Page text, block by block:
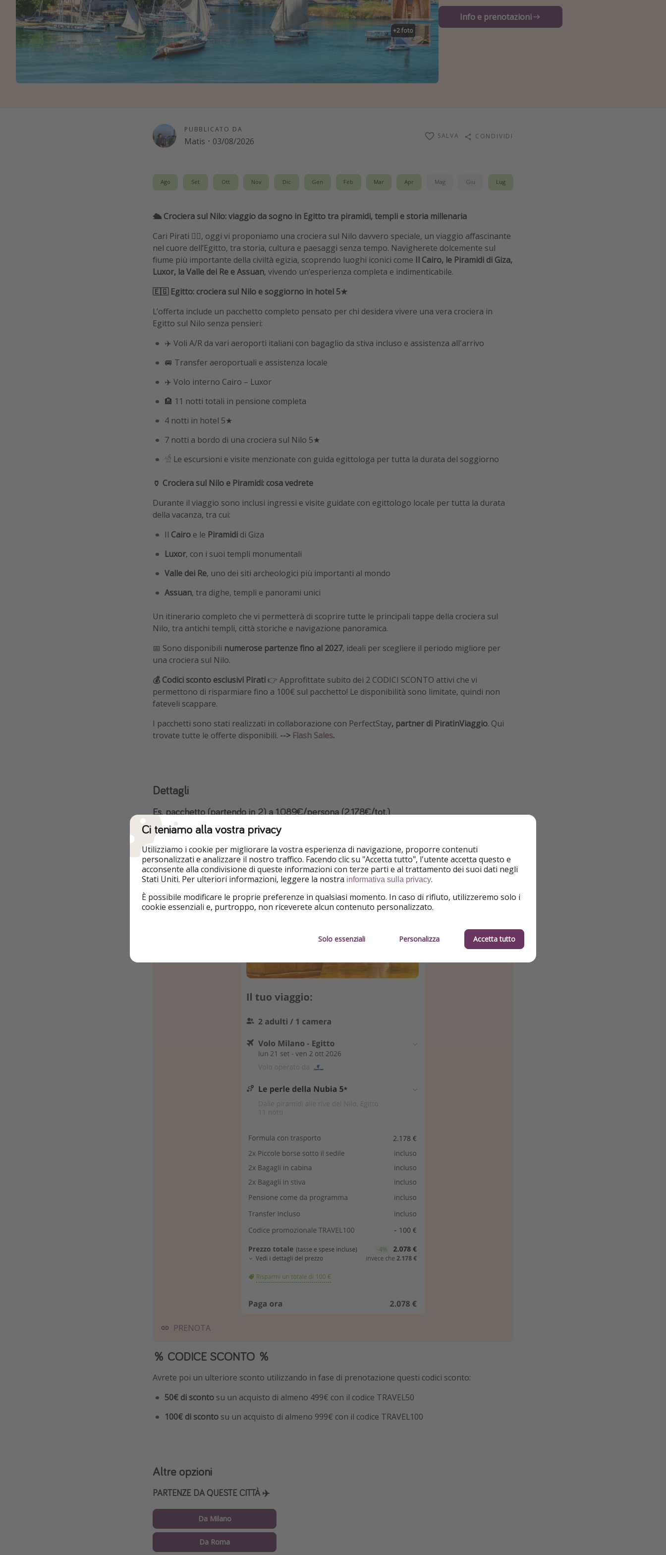
+2foto
Info e prenotazioni
PUBBLICATO DA
Matis · 03/08/2026
SALVA CONDIVIDI
Ago Set Ott Nov Dic Gen Feb Mar Apr Mag Giu Lug
🛳️ Crociera sul Nilo: viaggio da sogno in Egitto tra piramidi, templi e storia millenaria
Cari Pirati 🏴‍☠️, oggi vi proponiamo una crociera sul Nilo davvero speciale, un viaggio affascinante
nel cuore dell’Egitto, tra storia, cultura e paesaggi senza tempo. Navigherete dolcemente sul
fiume più importante della civiltà egizia, scoprendo luoghi iconici come Il Cairo, le Piramidi di Giza,
Luxor, la Valle dei Re e Assuan, vivendo un’esperienza completa e indimenticabile.
🇪🇬 Egitto: crociera sul Nilo e soggiorno in hotel 5★
L’offerta include un pacchetto completo pensato per chi desidera vivere una vera crociera in
Egitto sul Nilo senza pensieri:
✈️ Voli A/R da vari aeroporti italiani con bagaglio da stiva incluso e assistenza all'arrivo
🚐 Transfer aeroportuali e assistenza locale
✈️ Volo interno Cairo – Luxor
🏨 11 notti totali in pensione completa
4 notti in hotel 5★
7 notti a bordo di una crociera sul Nilo 5★
𓀴 Le escursioni e visite menzionate con guida egittologa per tutta la durata del soggiorno
🏺 Crociera sul Nilo e Piramidi: cosa vedrete
Durante il viaggio sono inclusi ingressi e visite guidate con egittologo locale per tutta la durata
della vacanza, tra cui:
Il Cairo e le Piramidi di Giza
Luxor, con i suoi templi monumentali
Valle dei Re, uno dei siti archeologici più importanti al mondo
Assuan, tra dighe, templi e panorami unici
Un itinerario completo che vi permetterà di scoprire tutte le principali tappe della crociera sul
Nilo, tra antichi templi, città storiche e navigazione panoramica.
📅 Sono disponibili numerose partenze fino al 2027, ideali per scegliere il periodo migliore per
una crociera sul Nilo.
💰 Codici sconto esclusivi Pirati👉 Approfittate subito dei 2 CODICI SCONTO attivi che vi
permettono di risparmiare fino a 100€ sul pacchetto! Le disponibilità sono limitate, quindi non
fateveli scappare.
I pacchetti sono stati realizzati in collaborazione con PerfectStay, partner di PiratinViaggio. Qui
trovate tutte le offerte disponibili. --> Flash Sales.
Dettagli
Es. pacchetto (partendo in 2) a 1.089€/persona (2.178€/tot.)
➡️ con CODICE SCONTO a 1.039€/persona (2.078€/tot.)
Info e prenotazioni
PRENOTA
％ CODICE SCONTO ％
Avrete poi un ulteriore sconto utilizzando in fase di prenotazione questi codici sconto:
50€ di sconto su un acquisto di almeno 499€ con il codice TRAVEL50
100€ di sconto su un acquisto di almeno 999€ con il codice TRAVEL100
Altre opzioni
PARTENZE DA QUESTE CITTÀ ✈️
Da Milano
Da Roma
Ci teniamo alla vostra privacy
Utilizziamo i cookie per migliorare la vostra esperienza di navigazione, proporre contenuti
personalizzati e analizzare il nostro traffico. Facendo clic su "Accetta tutto", l'utente accetta questo e
acconsente alla condivisione di queste informazioni con terze parti e al trattamento dei suoi dati negli
Stati Uniti. Per ulteriori informazioni, leggere la nostra informativa sulla privacy.
È possibile modificare le proprie preferenze in qualsiasi momento. In caso di rifiuto, utilizzeremo solo i
cookie essenziali e, purtroppo, non riceverete alcun contenuto personalizzato.
Solo essenziali Personalizza Accetta tutto